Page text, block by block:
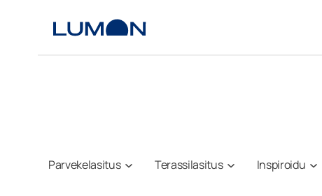
Parvekelasitus Terassilasitus Inspiroidu